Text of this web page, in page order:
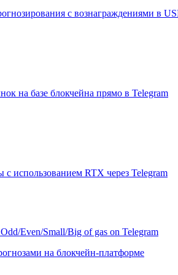
с вознаграждениями в
на базе блокчейна прямо в Telegram
использованием RTX через Telegram
Even/Small/Big of gas on Telegram
на блокчейн-платформе